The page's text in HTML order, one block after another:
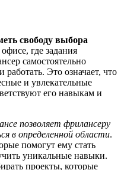
свободу выбора
где задания
самостоятельно
Это означает, что
и увлекательные
его навыкам и
позволяет фрилансеру
в определенной области.
помогут ему стать
уникальные навыки.
проекты, которые